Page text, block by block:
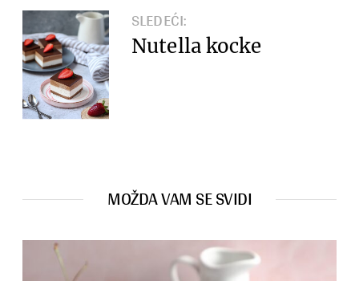
SLEDEĆI:
Nutella kocke
MOŽDA VAM SE SVIDI